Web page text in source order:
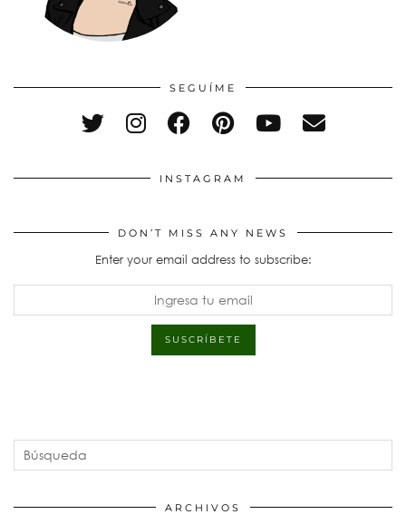
SEGUÍME
INSTAGRAM
DON’T MISS ANY NEWS
Enter your email address to subscribe:
ARCHIVOS